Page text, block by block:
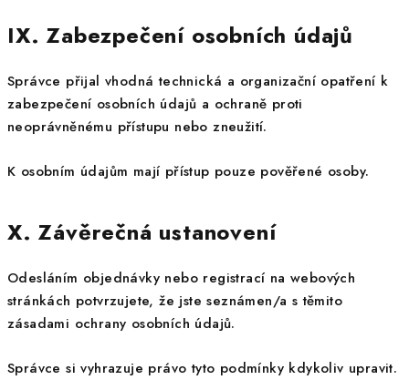
IX. Zabezpečení osobních údajů
Správce přijal vhodná technická a organizační opatření k
zabezpečení osobních údajů a ochraně proti
neoprávněnému přístupu nebo zneužití.
K osobním údajům mají přístup pouze pověřené osoby.
X. Závěrečná ustanovení
Odesláním objednávky nebo registrací na webových
stránkách potvrzujete, že jste seznámen/a s těmito
zásadami ochrany osobních údajů.
Správce si vyhrazuje právo tyto podmínky kdykoliv upravit.